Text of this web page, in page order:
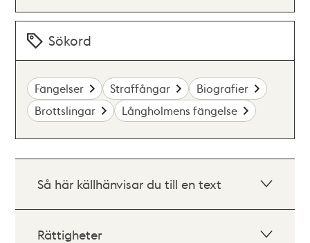
Sökord
Fängelser Straffångar
Biografier
Brottslingar
Långholmens fängelse
Så här källhänvisar du till en text
Rättigheter